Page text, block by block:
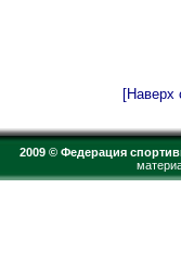
[Наверх
2009 © Федерация